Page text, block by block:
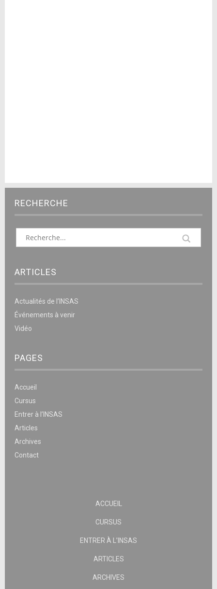
RECHERCHE
ARTICLES
Actualités de l’INSAS
Événements à venir
Vidéo
PAGES
Accueil
Cursus
Entrer à l’INSAS
Articles
Archives
Contact
ACCUEIL
CURSUS
ENTRER À L’INSAS
ARTICLES
ARCHIVES